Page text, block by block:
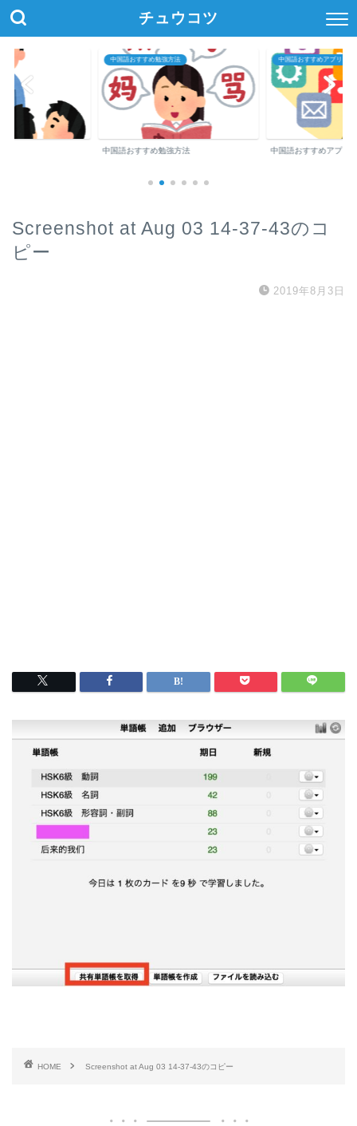
チュウコツ
中国語おすすめ勉強方法
中国語おすすめ勉強方法
中国語おすすめアプリ・参
中国語おすすめアプリ
Screenshot at Aug 03 14-37-43のコ
ピー
2019年8月3日
HOME Screenshot at Aug 03 14-37-43のコピー